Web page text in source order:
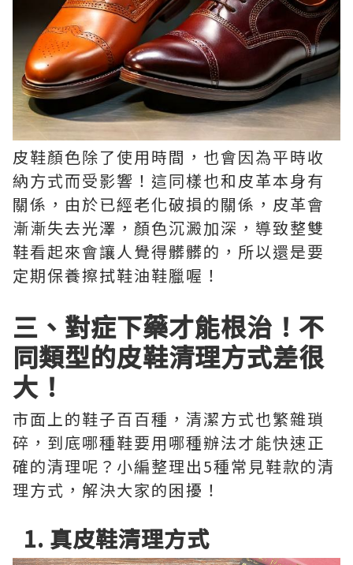
皮鞋顏色除了使用時間，也會因為平時收
納方式而受影響！這同樣也和皮革本身有
關係，由於已經老化破損的關係，皮革會
漸漸失去光澤，顏色沉澱加深，導致整雙
鞋看起來會讓人覺得髒髒的，所以還是要
定期保養擦拭鞋油鞋臘喔！
三、對症下藥才能根治！不
同類型的皮鞋清理方式差很
大！
市面上的鞋子百百種，清潔方式也繁雜瑣
碎，到底哪種鞋要用哪種辦法才能快速正
確的清理呢？小編整理出5種常見鞋款的清
理方式，解決大家的困擾！
1. 真皮鞋清理方式